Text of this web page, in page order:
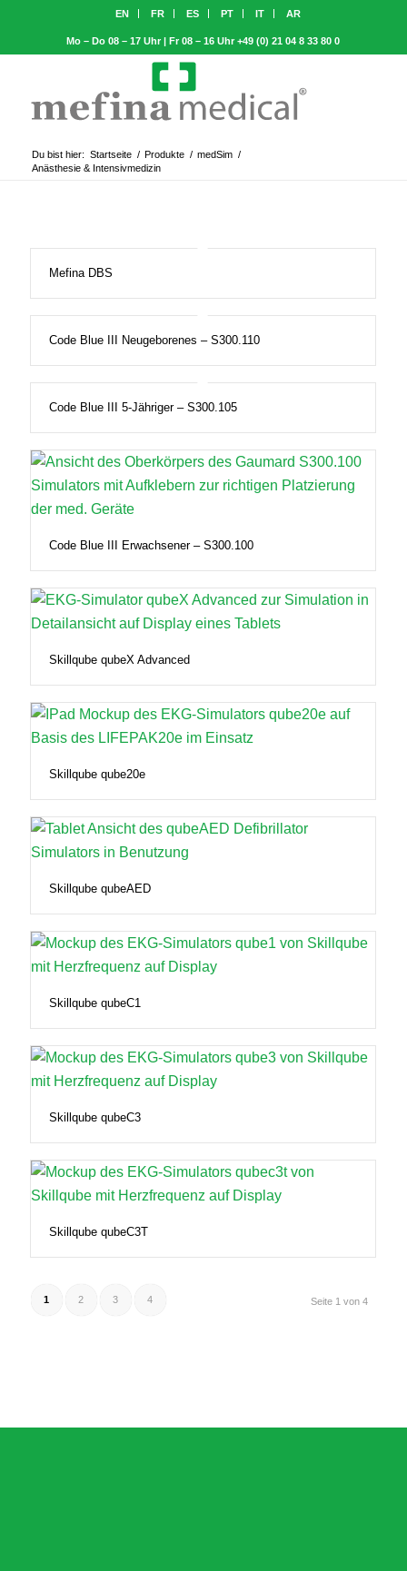
EN FR ES PT IT AR
Mo – Do 08 – 17 Uhr | Fr 08 – 16 Uhr+49 (0) 21 04 8 33 80 0
Du bist hier: Startseite / Produkte / medSim /
Anästhesie & Intensivmedizin
Mefina DBS
Code Blue III Neugeborenes – S300.110
Code Blue III 5-Jähriger – S300.105
Code Blue III Erwachsener – S300.100
Skillqube qubeX Advanced
Skillqube qube20e
Skillqube qubeAED
Skillqube qubeC1
Skillqube qubeC3
Skillqube qubeC3T
Seite 1 von 4
1 2 3 4